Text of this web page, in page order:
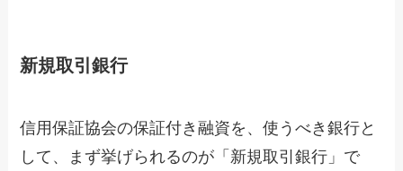
新規取引銀行
信用保証協会の保証付き融資を、使うべき銀行と
して、まず挙げられるのが「新規取引銀行」で